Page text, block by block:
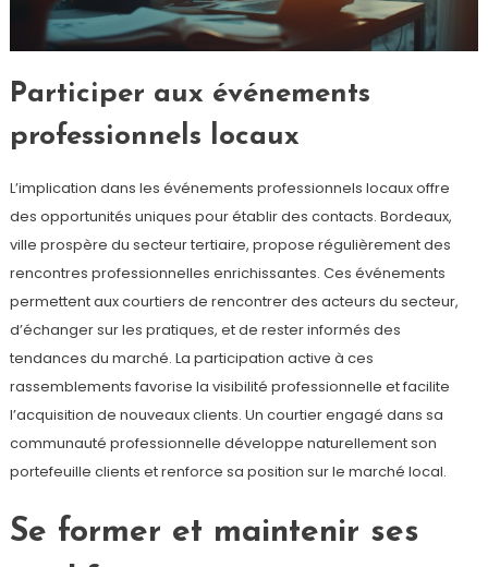
Participer aux événements
professionnels locaux
L’implication dans les événements professionnels locaux offre
des opportunités uniques pour établir des contacts. Bordeaux,
ville prospère du secteur tertiaire, propose régulièrement des
rencontres professionnelles enrichissantes. Ces événements
permettent aux courtiers de rencontrer des acteurs du secteur,
d’échanger sur les pratiques, et de rester informés des
tendances du marché. La participation active à ces
rassemblements favorise la visibilité professionnelle et facilite
l’acquisition de nouveaux clients. Un courtier engagé dans sa
communauté professionnelle développe naturellement son
portefeuille clients et renforce sa position sur le marché local.
Se former et maintenir ses